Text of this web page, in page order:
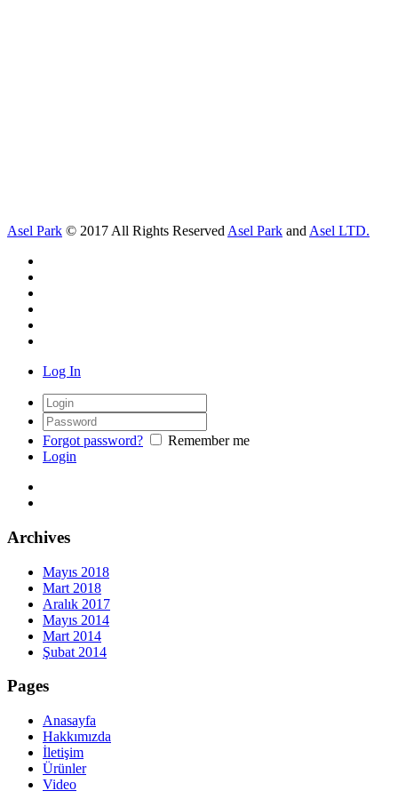
Asel Park © 2017 All Rights Reserved Asel Park and Asel LTD.
Log In
Forgot password?
Remember me
Login
Archives
Mayıs 2018
Mart 2018
Aralık 2017
Mayıs 2014
Mart 2014
Şubat 2014
Pages
Anasayfa
Hakkımızda
İletişim
Ürünler
Video